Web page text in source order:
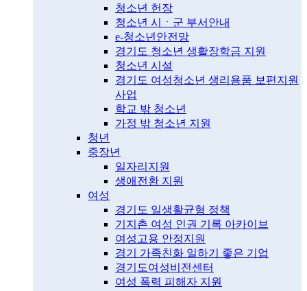
청소년 헌장
청소년 시ㆍ군 부서안내
e-청소년안전망
경기도 청소년 생활장학금 지원
청소년 시설
경기도 여성청소년 생리용품 보편지원
사업
학교 밖 청소년
가정 밖 청소년 지원
청년
중장년
일자리지원
생애전환 지원
여성
경기도 일생활균형 정책
기지촌 여성 인권 기록 아카이브
여성고용 안정지원
경기 가족친화 일하기 좋은 기업
경기도여성비전센터
여성 폭력 피해자 지원